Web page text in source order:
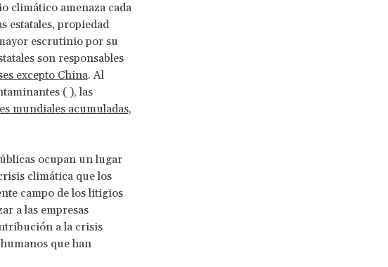
climático amenaza cada
estatales, propiedad
escrutinio por su
son responsables
excepto China. Al
( ), las
mundiales acumuladas,
ocupan un lugar
climática que los
campo de los litigios
a las empresas
a la crisis
que han